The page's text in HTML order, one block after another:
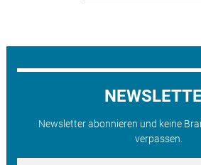
Newsletter abonnieren und keine
verpassen.